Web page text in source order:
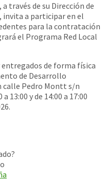
través de su Dirección de
invita a participar en el
para la contratación
el Programa Red Local
de forma física
de Desarrollo
calle Pedro Montt s/n
13:00 y de 14:00 a 17:00